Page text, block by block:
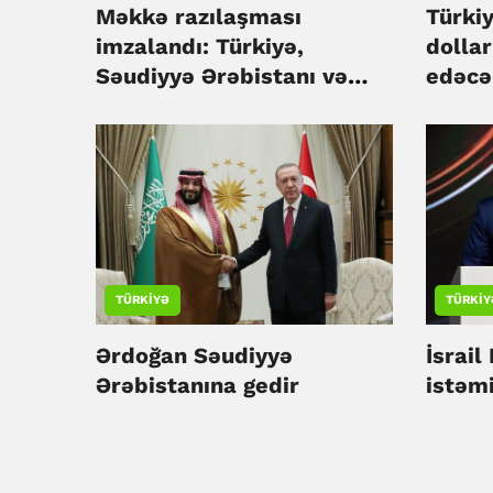
Məkkə razılaşması
imzalandı: Türkiyə,
Səudiyyə Ərəbistanı və
öhdəliyi götürdü
TÜRKIYƏ
Ərdoğan Səudiyyə
Ərəbistanına gedir
İsrail